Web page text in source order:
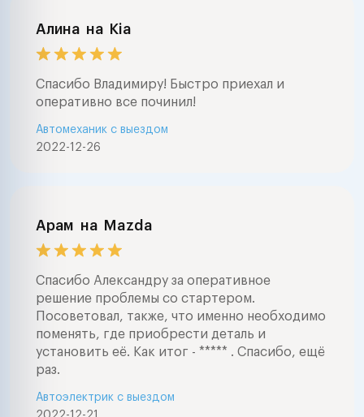
Алина на Kia
Спасибо Владимиру! Быстро приехал и
оперативно все починил!
2022-12-26
Автомеханик с выездом
Арам на Mazda
Спасибо Александру за оперативное
решение проблемы со стартером.
Посоветовал, также, что именно необходимо
поменять, где приобрести деталь и
установить её. Как итог - ***** . Спасибо, ещё
раз.
Автоэлектрик с выездом